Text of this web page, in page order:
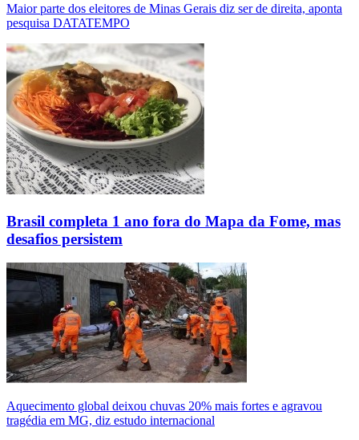
Maior parte dos eleitores de Minas Gerais diz ser de direita, aponta
pesquisa DATATEMPO
Brasil completa 1 ano fora do Mapa da Fome, mas
desafios persistem
Aquecimento global deixou chuvas 20% mais fortes e agravou
tragédia em MG, diz estudo internacional